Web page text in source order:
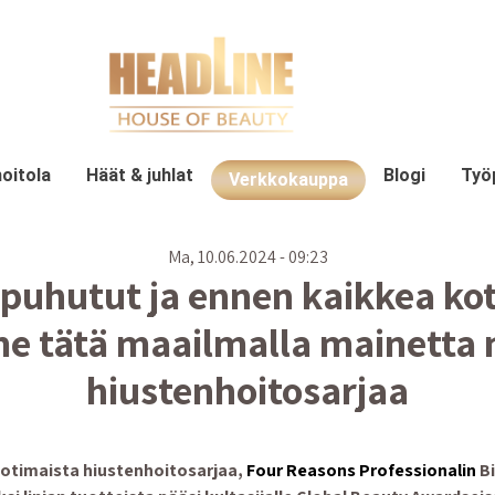
Häät & juhlat Verkkokauppa Blogi
Ma, 10.06.2024 - 09:23
ja ennen kaikkea
tätä maailmalla
hiustenhoitosarjaa
hiustenhoitosarjaa, Four Reasons Professionalin